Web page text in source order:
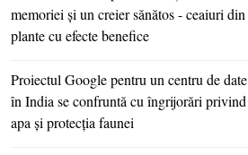
memoriei şi un creier sănătos - ceaiuri din
plante cu efecte benefice
Proiectul Google pentru un centru de date
în India se confruntă cu îngrijorări privind
apa şi protecţia faunei